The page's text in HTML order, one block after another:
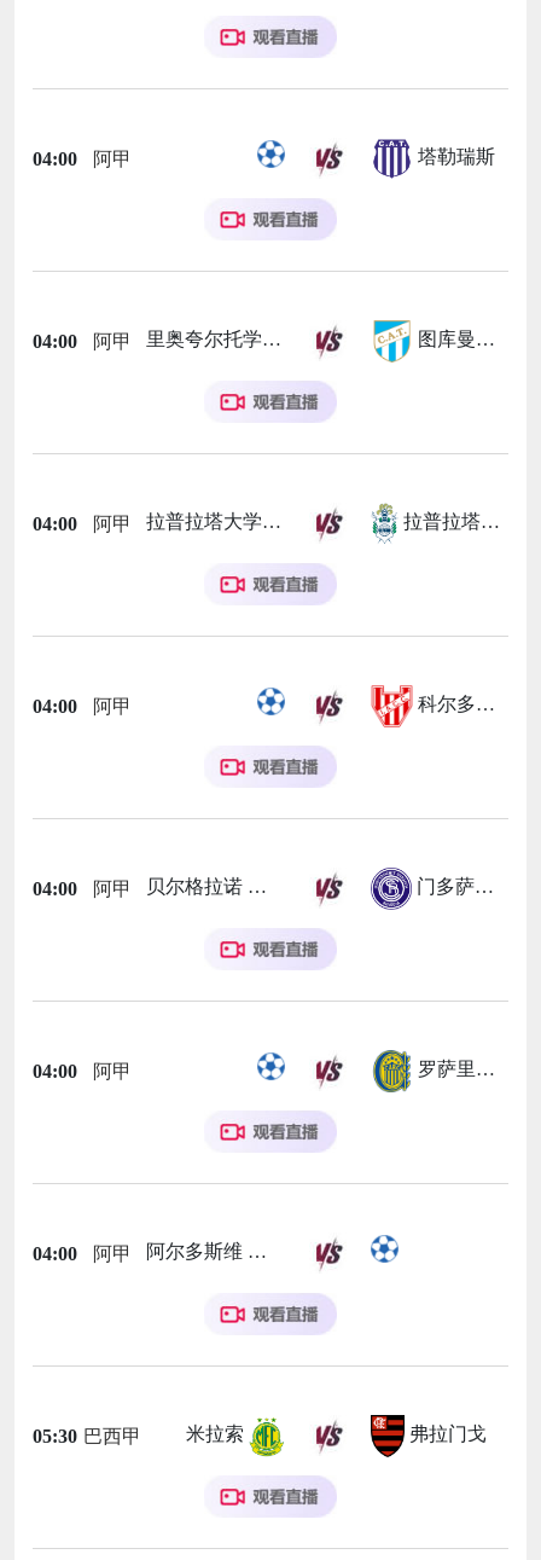
04:00 阿甲 塔勒瑞斯
04:00 阿甲 里奥夸尔托学生队 图库曼竞技
04:00 阿甲 拉普拉塔大学生 拉普拉塔体操
04:00 阿甲 科尔多瓦学院
04:00 阿甲 贝尔格拉诺 门多萨独立
04:00 阿甲 罗萨里奥中央
04:00 阿甲 阿尔多斯维
05:30 巴西甲 米拉索 弗拉门戈